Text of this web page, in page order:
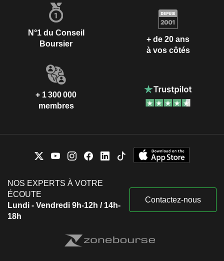
N°1 du Conseil
Boursier
+ de 20 ans
à vos côtés
+ 1 300 000
membres
NOS EXPERTS À VOTRE
ÉCOUTE
Lundi - Vendredi 9h-12h / 14h-
18h
Contactez-nous